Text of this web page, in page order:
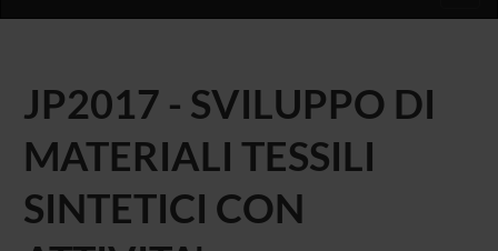
JP2017 - SVILUPPO DI
MATERIALI TESSILI
SINTETICI CON